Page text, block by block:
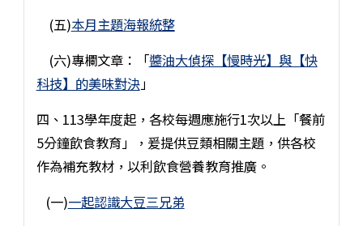
(五)本月主題海報統整
(六)專欄文章：「醬油大偵探【慢時光】與【快
科技】的美味對決」
四、113學年度起，各校每週應施行1次以上「餐前
5分鐘飲食教育」，爰提供豆類相關主題，供各校
作為補充教材，以利飲食營養教育推廣。
(一)一起認識大豆三兄弟